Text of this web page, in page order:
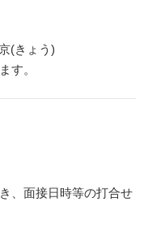
(きょう)
す。
、面接日時等の打合せ